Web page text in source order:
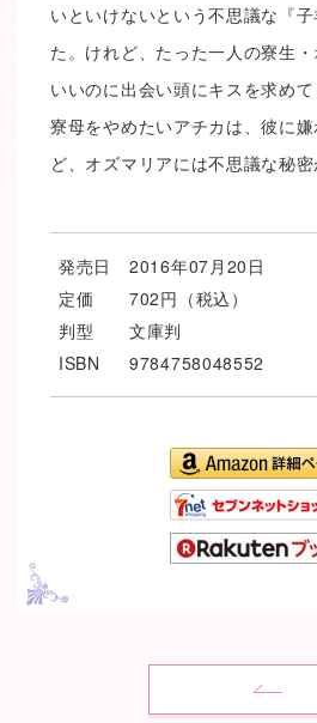
いといけないという不思議な『
た。けれど、たった一人の寮生
いいのに出会い頭にキスを求め
寮母をやめたいアチカは、彼に
ど、オズマリアには不思議な秘
発売日
2016年07月20日
定価
702円（税込）
判型
文庫判
ISBN
9784758048552